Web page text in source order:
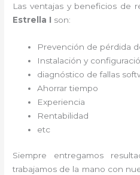
Las ventajas y beneficios de
Estrella I son:
Prevención de pérdida
Instalación y
diagnóstico de fallas
Ahorrar tiempo
Experiencia
Rentabilidad
etc
Siempre entregamos
trabajamos de la mano con